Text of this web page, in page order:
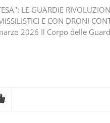
LE GUARDIE
E CON DRONI
2026 Il Corpo delle